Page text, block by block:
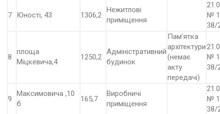
7 Юності, 43 1306,2
Нежитлові
приміщення
№
38/
8
площа
Міцкевича,4
1250,2
Адміністративний
будинок
Пам’ятка
архітектури
(немає
акту
передачі)
№
38/
9
Максимовича ,10
б
165,7
Виробничі
приміщення
№
38/